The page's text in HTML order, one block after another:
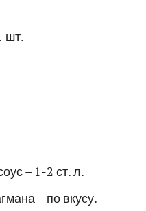
шт.
– 1-2 ст. л.
– по вкусу.